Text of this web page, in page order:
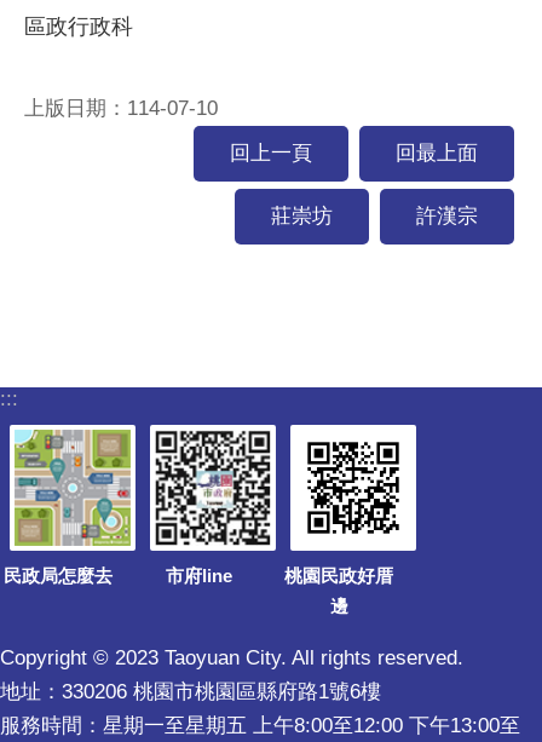
區政行政科
上版日期：114-07-10
回上一頁
回最上面
莊崇坊 許漢宗
:::
民政局怎麼去 市府line
桃園民政好厝
邊
Copyright © 2023 Taoyuan City. All rights reserved.
地址：330206 桃園市桃園區縣府路1號6樓
服務時間：星期一至星期五 上午8:00至12:00 下午13:00至